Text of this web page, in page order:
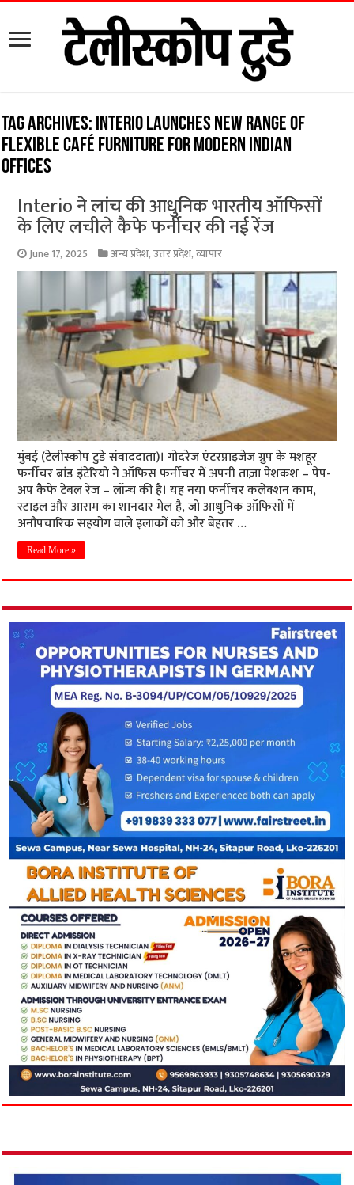
Tag Archives: Interio Launches New Range of
Flexible Café Furniture for Modern Indian
Offices
Interio ने लांच की आधुनिक भारतीय ऑफिसों
के लिए लचीले कैफे फर्नीचर की नई रेंज
June 17, 2025 अन्य प्रदेश,उत्तर प्रदेश,व्यापार
मुंबई (टेलीस्कोप टुडे संवाददाता)। गोदरेज एंटरप्राइजेज ग्रुप के मशहूर
फर्नीचर ब्रांड इंटेरियो ने ऑफिस फर्नीचर में अपनी ताज़ा पेशकश – पेप-
अप कैफे टेबल रेंज – लॉन्च की है। यह नया फर्नीचर कलेक्शन काम,
स्टाइल और आराम का शानदार मेल है, जो आधुनिक ऑफिसों में
अनौपचारिक सहयोग वाले इलाकों को और बेहतर …
Read More »